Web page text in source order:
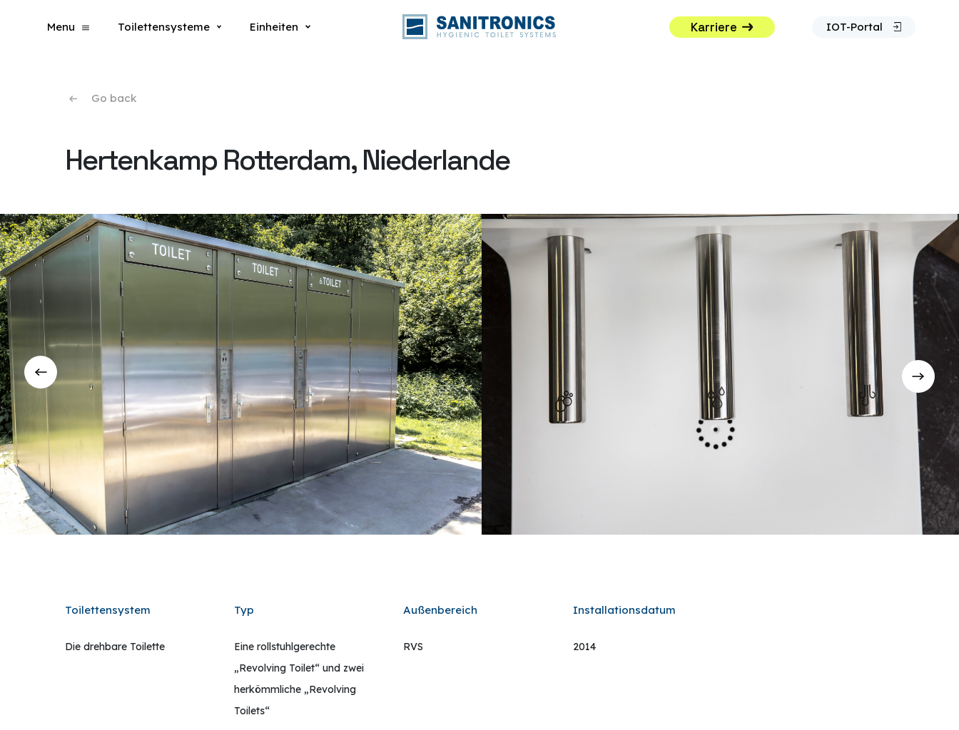
Menu Toilettensysteme Einheiten Karriere IOT-Portal
Go back
Hertenkamp Rotterdam, Niederlande
Toilettensystem
Die drehbare Toilette
Typ
Eine rollstuhlgerechte
„Revolving Toilet“ und zwei
herkömmliche „Revolving
Toilets“
Außenbereich
RVS
Installationsdatum
2014